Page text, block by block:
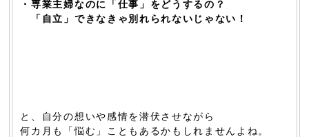
・専業主婦なのに「仕事」をどうするの？
「自立」できなきゃ別れられないじゃない！
と、自分の想いや感情を潜伏させながら
何カ月も「悩む」こともあるかもしれませんよね。